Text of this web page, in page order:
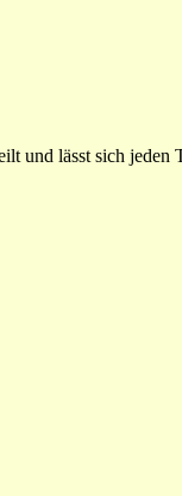
und lässt sich jeden